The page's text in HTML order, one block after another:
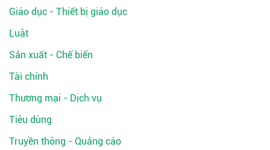
Giáo dục - Thiết bị giáo dục
Luật
Sản xuất - Chế biến
Tài chính
Thương mại - Dịch vụ
Tiêu dùng
Truyền thông - Quảng cáo